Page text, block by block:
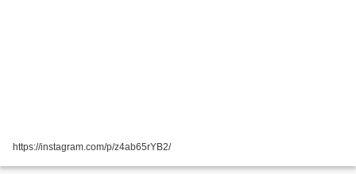
https://instagram.com/p/z4ab65rYB2/